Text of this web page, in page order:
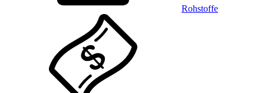
Rohstoffe